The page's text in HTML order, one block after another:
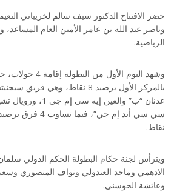
حضر الافتتاح الدكتور سيف سالم لخريباني
وناصر عبد الله بن عامر الأمين العام
الرياضية.
بالمركز الأول برصيد 8 نقاط، وهي
عدنان “ب” والعين
نقاط.
ويترأس لجنة حكام البطولة الحكم الدولي
الادهمي وماجد العبدولي ونواف المنصوري
وعائشة الحوسني.